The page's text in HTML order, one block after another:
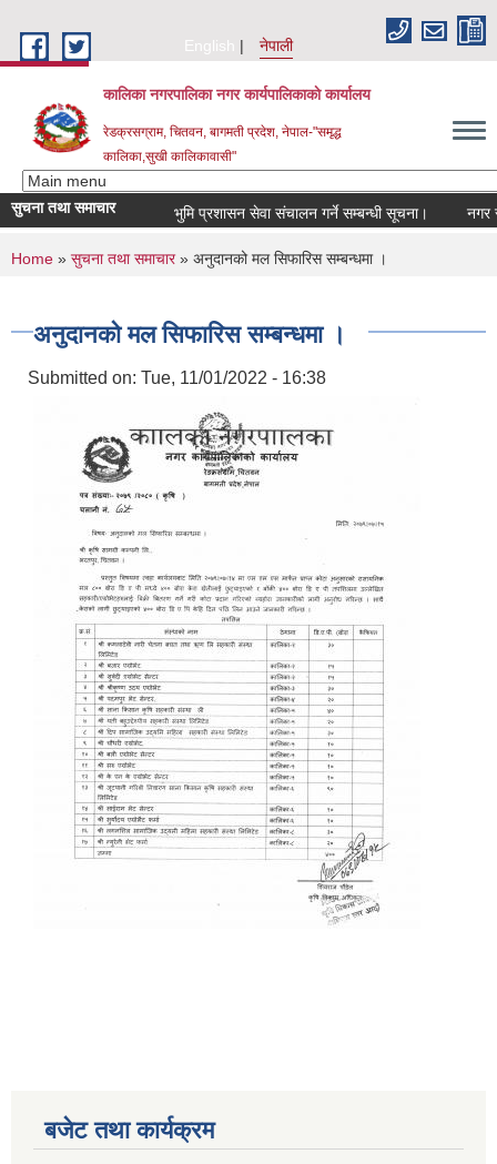
English
नेपाली
कालिका नगरपालिका नगर कार्यपालिकाकाे कार्यालय
रेडक्रसग्राम, चितवन, बागमती प्रदेश, नेपाल-"समृद्ध
कालिका,सुखी कालिकावासी"
सुचना तथा समाचार भुमि प्रशासन सेवा संचालन गर्ने सम्बन्धी सूचना। नगर
You are here
Home » सुचना तथा समाचार» अनुदानको मल सिफारिस सम्बन्धमा ।
अनुदानको मल सिफारिस सम्बन्धमा ।
Submitted on: Tue, 11/01/2022 - 16:38
बजेट तथा कार्यक्रम